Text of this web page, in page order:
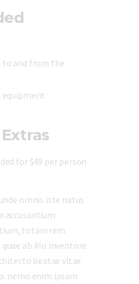
and from the
equipment
for $49 per person
omnis iste natus
accusantium
totam rem
quae ab illo inventore
beatae vitae
nemo enim ipsam